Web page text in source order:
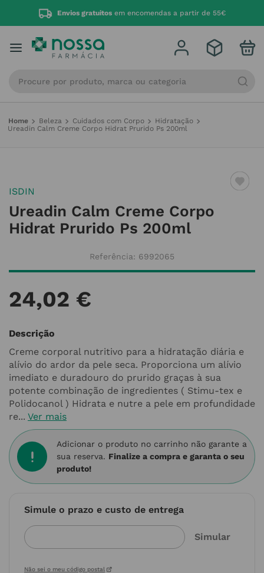
Envios gratuitos em encomendas a partir de 55€
Beleza Cuidados com Corpo
Hidratação
Ureadin Calm Creme Corpo Hidrat Prurido Ps 200ml
ISDIN
Ureadin Calm Creme Corpo
Hidrat Prurido Ps 200ml
Referência: 6992065
24,02 €
Descrição
Creme corporal nutritivo para a hidratação diária e
alívio do ardor da pele seca. Proporciona um alívio
imediato e duradouro do prurido graças à sua
potente combinação de ingredientes ( Stimu-tex e
Polidocanol ) Hidrata e nutre a pele em profundidade
re... Ver mais
Adicionar o produto no carrinho não garante a
sua reserva. Finalize a compra e garanta o seu
produto!
Simule o prazo e custo de entrega
Não sei o meu código postal